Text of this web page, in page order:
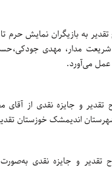
تقدیر به بازیگران نمایش حرم
مدار، مهدی
عمل می‌آورد.
تقدیر و جایزه نقدی از آقای
اندیمشک خوزستان
تقدیر و جایزه نقدی